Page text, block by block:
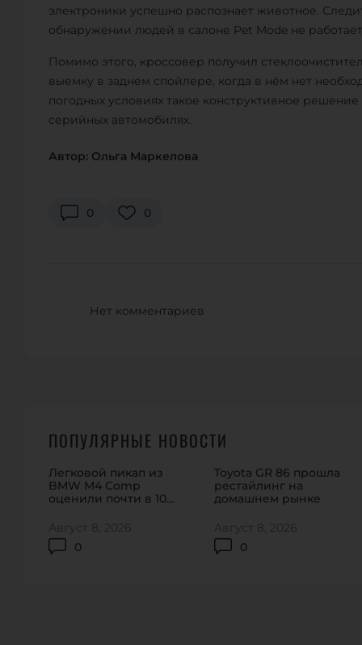
электроники успешно распознает животное.
обнаружении людей в салоне Pet Mode не
Помимо этого, кроссовер получил
выемку в заднем спойлере, когда в нём нет
погодных условиях такое конструктивное
серийных автомобилях.
Автор: Ольга Маркелова
0 0
Нет комментариев
ПОПУЛЯРНЫЕ НОВОСТИ
Легковой пикап из
BMW M4 Comp
оценили почти в 100
0
Август 8, 2026
Toyota GR 86 прошла
рестайлинг на
домашнем рынке
0
Август 8, 2026